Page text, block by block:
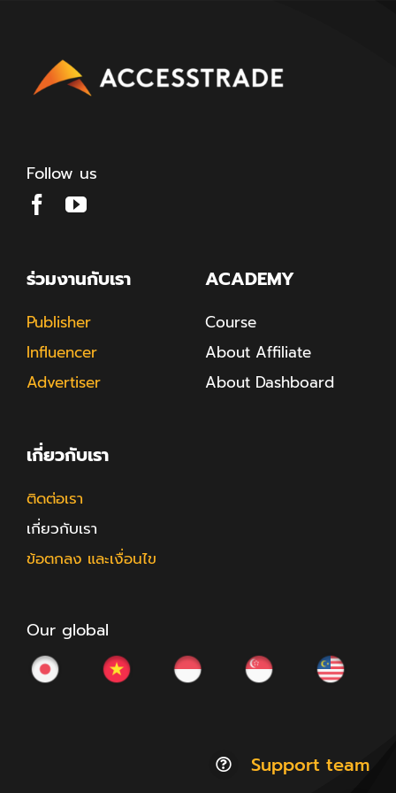
Follow us
ร่วมงานกับเรา
Publisher
Influencer
Advertiser
ACADEMY
Course
About Affiliate
About Dashboard
เกี่ยวกับเรา
ติดต่อเรา
เกี่ยวกับเรา
ข้อตกลง และเงื่อนไข
Our global
Support team